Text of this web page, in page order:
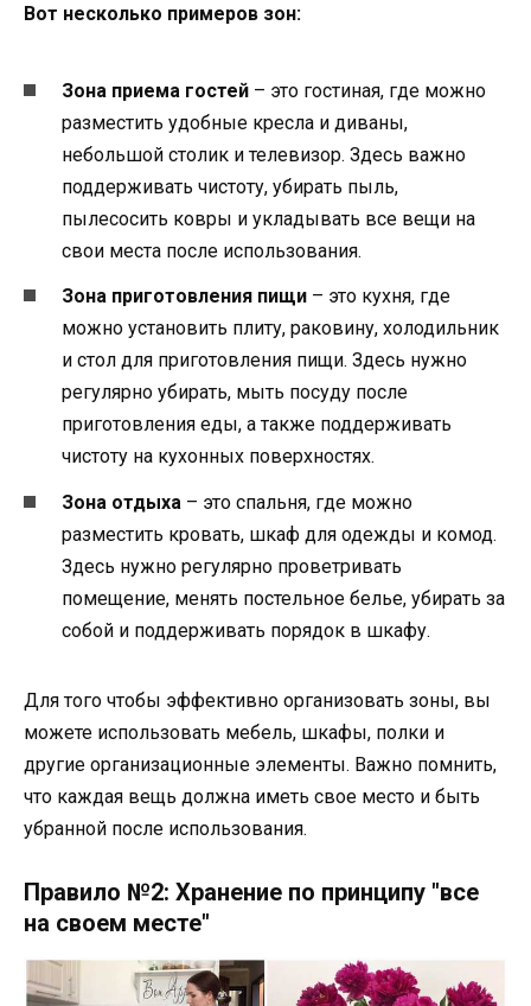
Вот несколько примеров зон:
Зона приема гостей – это гостиная, где можно
разместить удобные кресла и диваны,
небольшой столик и телевизор. Здесь важно
поддерживать чистоту, убирать пыль,
пылесосить ковры и укладывать все вещи на
свои места после использования.
Зона приготовления пищи – это кухня, где
можно установить плиту, раковину, холодильник
и стол для приготовления пищи. Здесь нужно
регулярно убирать, мыть посуду после
приготовления еды, а также поддерживать
чистоту на кухонных поверхностях.
Зона отдыха – это спальня, где можно
разместить кровать, шкаф для одежды и комод.
Здесь нужно регулярно проветривать
помещение, менять постельное белье, убирать за
собой и поддерживать порядок в шкафу.
Для того чтобы эффективно организовать зоны, вы
можете использовать мебель, шкафы, полки и
другие организационные элементы. Важно помнить,
что каждая вещь должна иметь свое место и быть
убранной после использования.
Правило №2: Хранение по принципу "все
на своем месте"